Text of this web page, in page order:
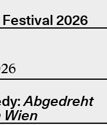
Festival 2026
Abgedreht
Wien